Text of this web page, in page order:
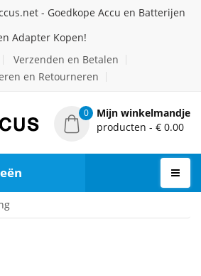
- Goedkope Accu en Batterijen
Adapter Kopen!
Verzenden en Betalen
en Retourneren
0
Mijn winkelmandje
producten - € 0.00